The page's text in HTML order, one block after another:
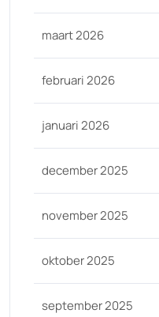
maart 2026
februari 2026
januari 2026
december 2025
november 2025
oktober 2025
september 2025